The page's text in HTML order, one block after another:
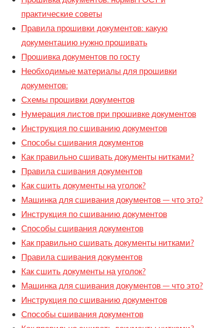
практические советы
Правила прошивки документов: какую
документацию нужно прошивать
Прошивка документов по госту
Необходимые материалы для прошивки
документов:
Схемы прошивки документов
Нумерация листов при прошивке документов
Инструкция по сшиванию документов
Способы сшивания документов
Как правильно сшивать документы нитками?
Правила сшивания документов
Как сшить документы на уголок?
Машинка для сшивания документов — что это?
Инструкция по сшиванию документов
Способы сшивания документов
Как правильно сшивать документы нитками?
Правила сшивания документов
Как сшить документы на уголок?
Машинка для сшивания документов — что это?
Инструкция по сшиванию документов
Способы сшивания документов